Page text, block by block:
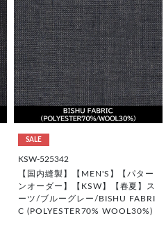
SALE
KSW-525342
【国内縫製】【MEN'S】【パター
ンオーダー】【KSW】【春夏】ス
ーツ/ブルーグレー/BISHU FABRI
C (POLYESTER70% WOOL30%)